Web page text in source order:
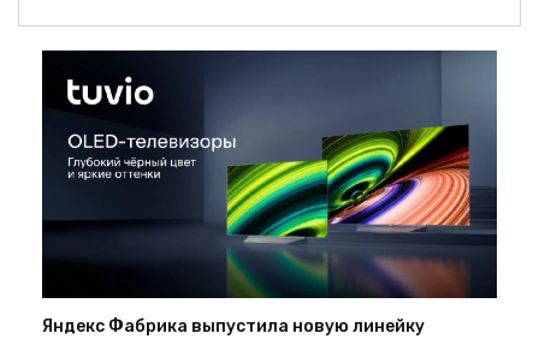
Яндекс Фабрика выпустила новую линейку